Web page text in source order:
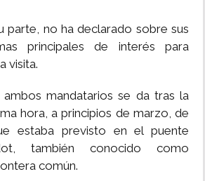
parte, no ha declarado sobre sus
principales de interés para
visita.
mandatarios se da tras la
hora, a principios de marzo, de
estaba previsto en el puente
también conocido como
común.